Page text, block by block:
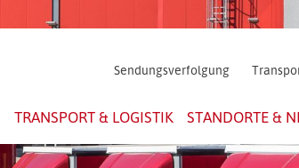
Sendungsverfolgung
TRANSPORT & LOGISTIK STANDORTE &